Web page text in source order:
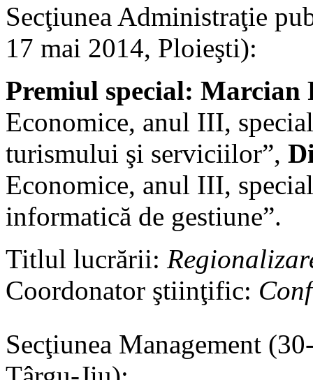
Secţiunea Administraţie
17 mai 2014, Ploieşti):
Premiul special: Marcian
Economice, anul III,
turismului şi serviciilor”,
Economice, anul III,
informatică de gestiune”.
Titlul lucrării:
Coordonator ştiinţific:
Secţiunea Management